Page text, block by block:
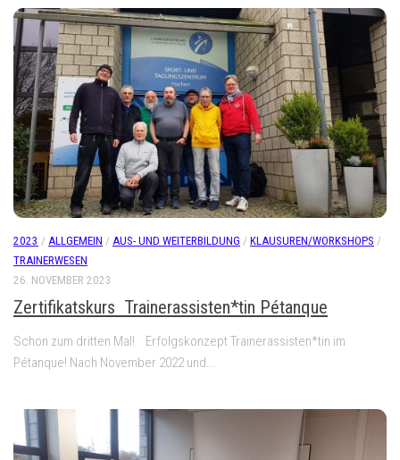
2023 / ALLGEMEIN / AUS- UND WEITERBILDUNG / KLAUSUREN/WORKSHOPS /
TRAINERWESEN
26. NOVEMBER 2023
Zertifikatskurs Trainerassisten*tin Pétanque
Schon zum dritten Mal! Erfolgskonzept Trainerassisten*tin im
Pétanque! Nach November 2022 und...